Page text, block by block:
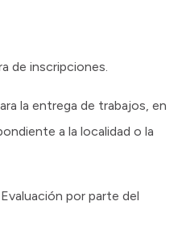
de inscripciones.
la entrega de trabajos, en
a la localidad o la
Evaluación por parte del